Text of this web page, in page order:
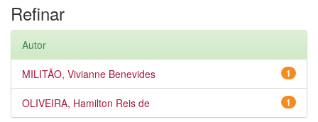
Refinar
Autor
1
MILITÃO, Vivianne Benevides
1
OLIVEIRA, Hamilton Reis de